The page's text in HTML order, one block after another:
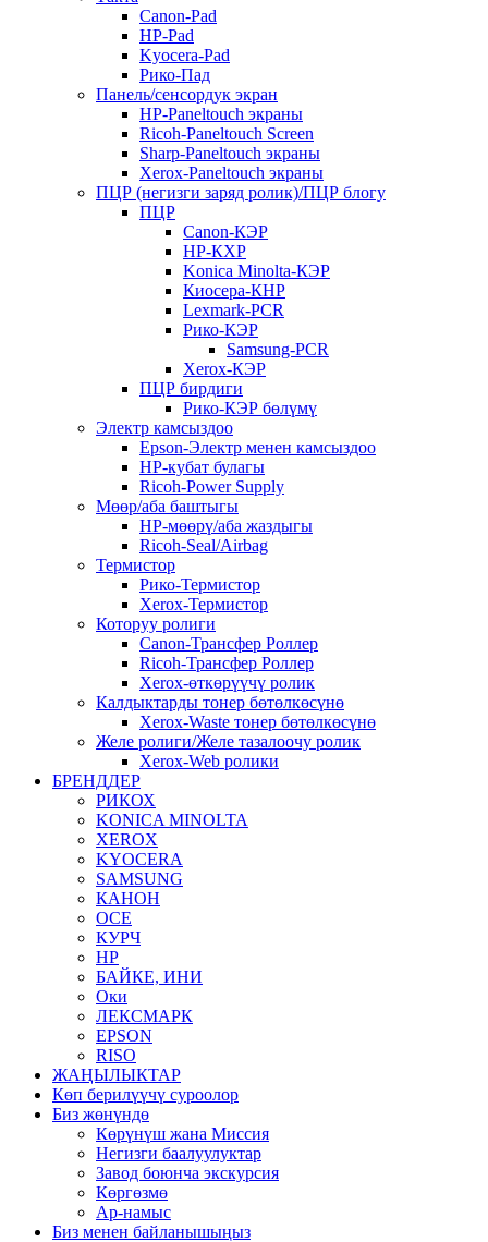
Canon-Pad
HP-Pad
Kyocera-Pad
Рико-Пад
Панель/сенсордук экран
HP-Paneltouch экраны
Ricoh-Paneltouch Screen
Sharp-Paneltouch экраны
Xerox-Paneltouch экраны
ПЦР (негизги заряд ролик)/ПЦР блогу
ПЦР
Canon-КЭР
HP-КХР
Konica Minolta-КЭР
Киосера-КНР
Lexmark-PCR
Рико-КЭР
Samsung-PCR
Xerox-КЭР
ПЦР бирдиги
Рико-КЭР бөлүмү
Электр камсыздоо
Epson-Электр менен камсыздоо
HP-кубат булагы
Ricoh-Power Supply
Мөөр/аба баштыгы
HP-мөөрү/аба жаздыгы
Ricoh-Seal/Airbag
Термистор
Рико-Термистор
Xerox-Термистор
Которуу ролиги
Canon-Трансфер Роллер
Ricoh-Трансфер Роллер
Xerox-өткөрүүчү ролик
Калдыктарды тонер бөтөлкөсүнө
Xerox-Waste тонер бөтөлкөсүнө
Желе ролиги/Желе тазалоочу ролик
Xerox-Web ролики
БРЕНДДЕР
РИКОХ
KONICA MINOLTA
XEROX
KYOCERA
SAMSUNG
КАНОН
OCE
КУРЧ
HP
БАЙКЕ, ИНИ
Оки
ЛЕКСМАРК
EPSON
RISO
ЖАҢЫЛЫКТАР
Көп берилүүчү суроолор
Биз жөнүндө
Көрүнүш жана Миссия
Негизги баалуулуктар
Завод боюнча экскурсия
Көргөзмө
Ар-намыс
Биз менен байланышыңыз